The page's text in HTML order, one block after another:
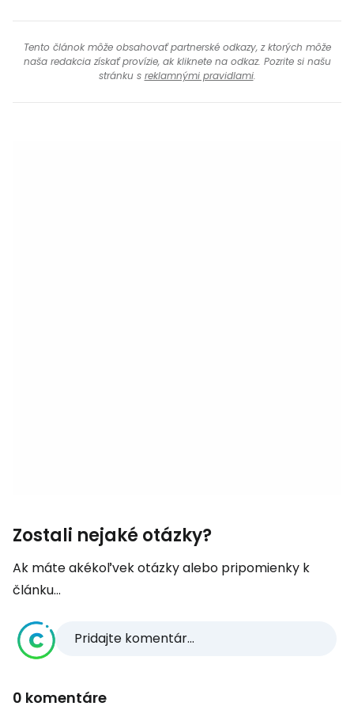
Tento článok môže obsahovať partnerské odkazy, z ktorých môže
naša redakcia získať provízie, ak kliknete na odkaz. Pozrite si našu
stránku s reklamnými pravidlami.
Zostali nejaké otázky?
Ak máte akékoľvek otázky alebo pripomienky k
článku...
Pridajte komentár...
0 komentáre